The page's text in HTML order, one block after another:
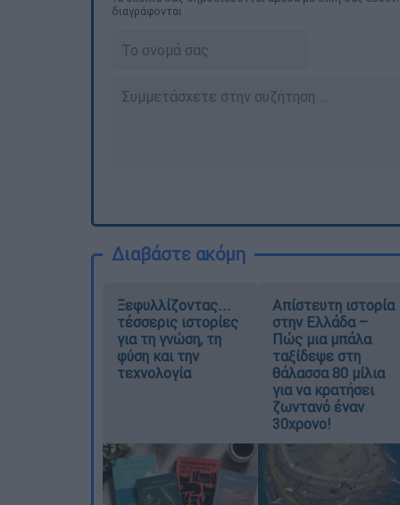
διαγράφονται
Διαβάστε ακόμη
Ξεφυλλίζοντας...
τέσσερις ιστορίες
για τη γνώση, τη
φύση και την
τεχνολογία
Απίστευτη ιστορία
στην Ελλάδα –
Πώς μια μπάλα
ταξίδεψε στη
θάλασσα 80 μίλια
για να κρατήσει
ζωντανό έναν
30χρονο!